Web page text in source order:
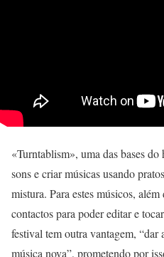
«Turntablism», uma das bases
sons e criar músicas usando
mistura. Para estes músicos,
contactos para poder editar e
festival tem outra vantagem, “dar
música nova”, prometendo por